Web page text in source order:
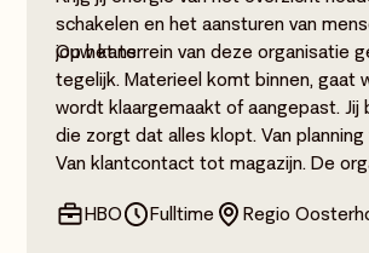
schakelen en het aansturen van
jouw kans.
Op het terrein van deze organisatie
tegelijk. Materieel komt binnen, gaat
wordt klaargemaakt of aangepast. Jij
die zorgt dat alles klopt. Van
Van klantcontact tot magazijn. De
maatwerkoplossingen voor de
HBO Fulltime Regio